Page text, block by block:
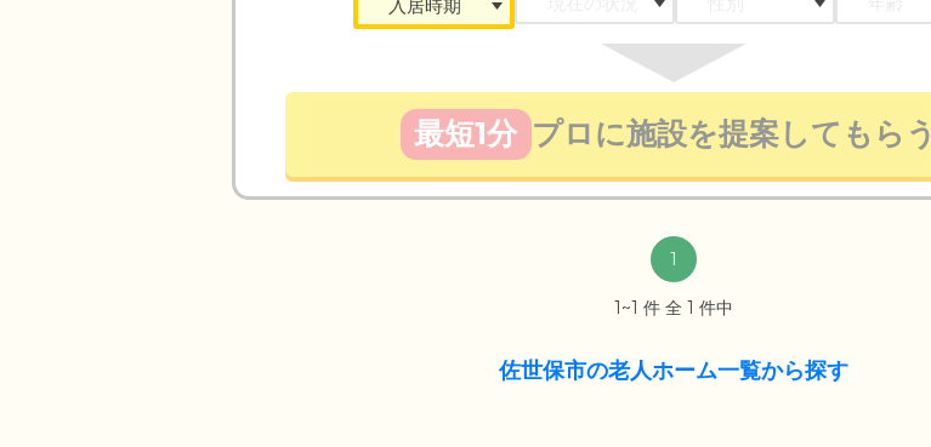
最短1分 プロに施設を提案してもらう
1
1~1 件 全 1 件中
佐世保市の老人ホーム一覧から探す